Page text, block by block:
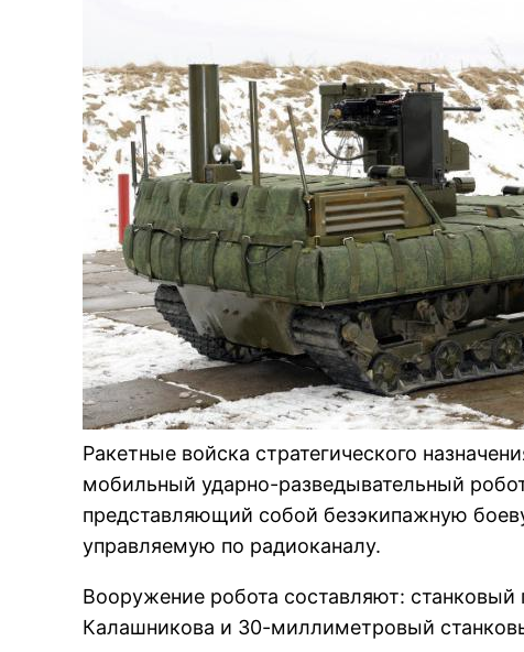
Ракетные войска стратегического
мобильный ударно-разведывательный
представляющий собой безэкипажную
управляемую по радиоканалу.
Вооружение робота составляют:
Калашникова и 30-миллиметровый